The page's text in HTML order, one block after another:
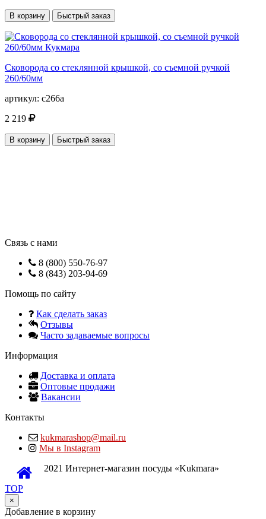
В корзину Быстрый заказ
Сковорода со стеклянной крышкой, со съемной ручкой
260/60мм
артикул: с266а
2 219
В корзину Быстрый заказ
Связь с нами
8 (800) 550-76-97
8 (843) 203-94-69
Помощь по сайту
Как сделать заказ
Отзывы
Часто задаваемые вопросы
Информация
Доставка и оплата
Оптовые продажи
Вакансии
Контакты
kukmarashop@mail.ru
Мы в Instagram
2021 Интернет-магазин посуды «Kukmara»
TOP
×
Добавление в корзину